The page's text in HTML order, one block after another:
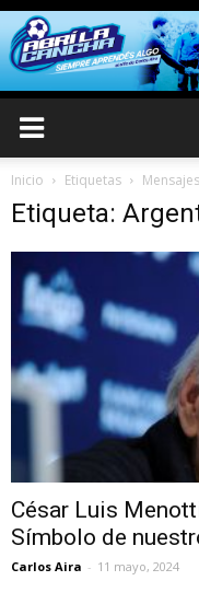
Inicio Etiquetas
Etiqueta:
César Luis
Símbolo de
Carlos Aira - 11 mayo, 2024